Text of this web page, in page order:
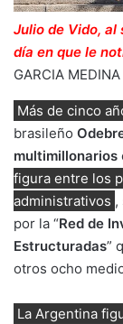
Julio de Vido, al
día en que le
GARCIA MEDINA
Más de cinco
brasileño
multimillonarios
figura entre los
administrativos ,
por la “Red de
Estructuradas”
otros ocho
La Argentina